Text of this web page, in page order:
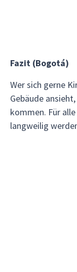
Fazit (Bogotá)
Wer sich gerne
Gebäude
kommen. Für
langweilig